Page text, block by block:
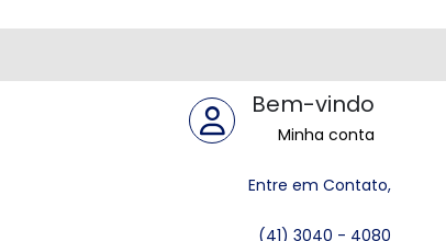
Bem-vindo
Minha conta
Entre em Contato,
(41) 3040 - 4080